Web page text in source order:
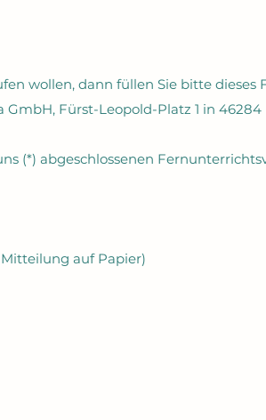
wollen, dann füllen Sie bitte dieses
Fürst-Leopold-Platz 1 in 46284
(*) abgeschlossenen
auf Papier)